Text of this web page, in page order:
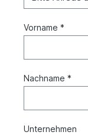
Vorname *
Nachname *
Unternehmen